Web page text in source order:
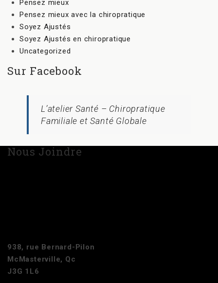
Pensez mieux
Pensez mieux avec la chiropratique
Soyez Ajustés
Soyez Ajustés en chiropratique
Uncategorized
Sur Facebook
L’atelier Santé – Chiropratique
Familiale et Santé Globale
Nous Joindre
938, rue Bernard-Pilon
McMasterville, Qc
J3G 1L6